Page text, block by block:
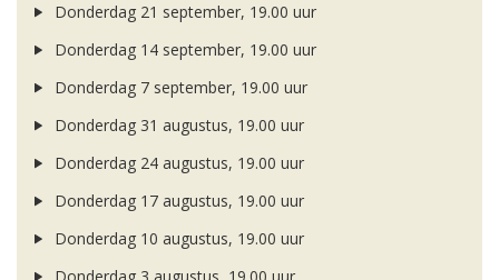
Donderdag 21 september, 19.00 uur
Donderdag 14 september, 19.00 uur
Donderdag 7 september, 19.00 uur
Donderdag 31 augustus, 19.00 uur
Donderdag 24 augustus, 19.00 uur
Donderdag 17 augustus, 19.00 uur
Donderdag 10 augustus, 19.00 uur